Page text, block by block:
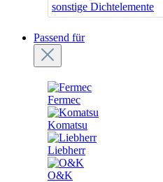
sonstige Dichtelemente
Passend für
Fermec
Komatsu
Liebherr
O&K